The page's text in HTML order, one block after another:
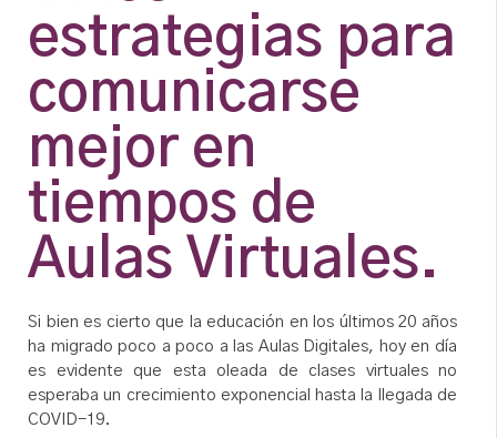
estrategias para
comunicarse
mejor en
tiempos de
Aulas Virtuales.
Si bien es cierto que la educación en los últimos 20 años
ha migrado poco a poco a las Aulas Digitales, hoy en día
es evidente que esta oleada de clases virtuales no
esperaba un crecimiento exponencial hasta la llegada de
COVID-19.